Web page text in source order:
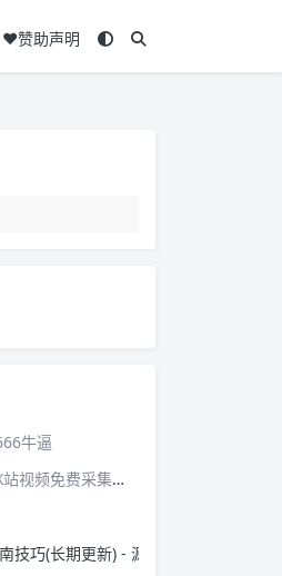
❤️赞助声明
牛逼
免费采集，可以适配此CMS，含免费模板。有需要的站长可以看看xxibaozyw.com